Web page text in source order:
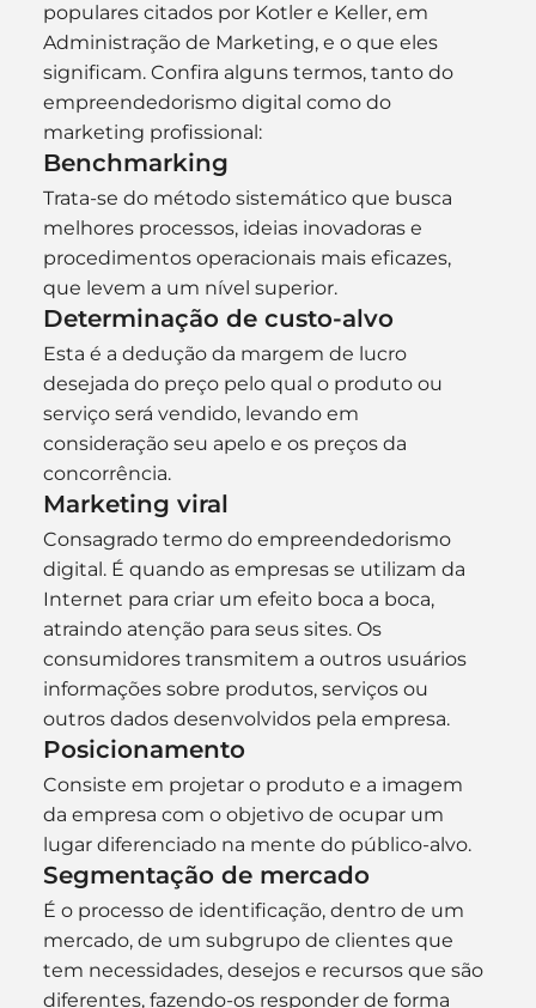
populares citados por Kotler e Keller, em
Administração de Marketing, e o que eles
significam. Confira alguns termos, tanto do
empreendedorismo digital como do
marketing profissional:
Benchmarking
Trata-se do método sistemático que busca
melhores processos, ideias inovadoras e
procedimentos operacionais mais eficazes,
que levem a um nível superior.
Determinação de custo-alvo
Esta é a dedução da margem de lucro
desejada do preço pelo qual o produto ou
serviço será vendido, levando em
consideração seu apelo e os preços da
concorrência.
Marketing viral
Consagrado termo do empreendedorismo
digital. É quando as empresas se utilizam da
Internet para criar um efeito boca a boca,
atraindo atenção para seus sites. Os
consumidores transmitem a outros usuários
informações sobre produtos, serviços ou
outros dados desenvolvidos pela empresa.
Posicionamento
Consiste em projetar o produto e a imagem
da empresa com o objetivo de ocupar um
lugar diferenciado na mente do público-alvo.
Segmentação de mercado
É o processo de identificação, dentro de um
mercado, de um subgrupo de clientes que
tem necessidades, desejos e recursos que são
diferentes, fazendo-os responder de forma